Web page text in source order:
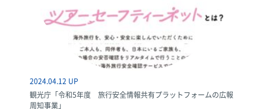
2024.04.12 UP
観光庁「令和5年度 旅行安全情報共有プラットフォームの広報
周知事業」